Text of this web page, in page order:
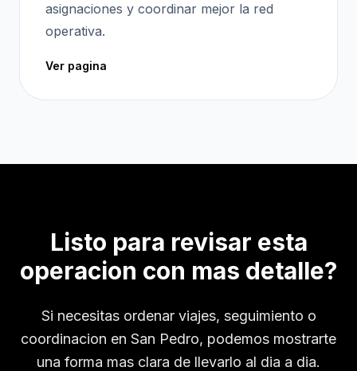
asignaciones y coordinar mejor la red
operativa.
Ver pagina
Listo para revisar esta
operacion con mas detalle?
Si necesitas ordenar viajes, seguimiento o
coordinacion en San Pedro, podemos mostrarte
una forma mas clara de llevarlo al dia a dia.